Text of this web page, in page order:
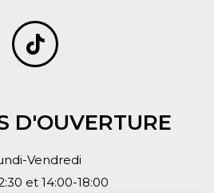
D'OUVERTURE
Vendredi
et 14:00-18:00